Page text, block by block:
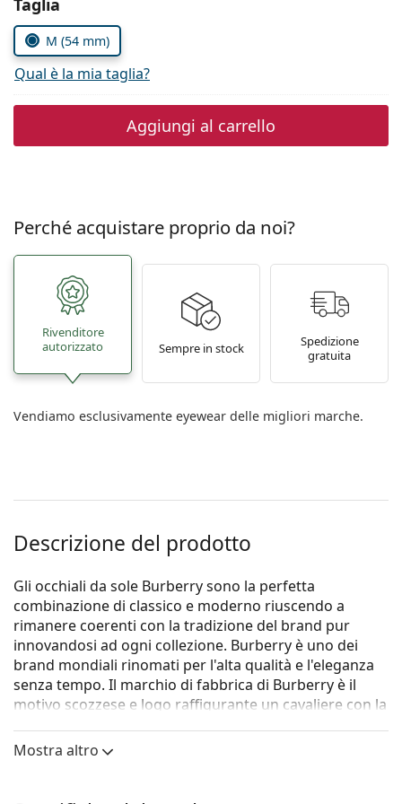
Persol
Prada
Tutte le marche
Seleziona i parametri
M (54 mm)
Qual è la mia taglia?
Aggiungi al carrello
Perché acquistare proprio da noi?
Rivenditore
autorizzato
Sempre in stock
Spedizione
gratuita
Vendiamo esclusivamente eyewear delle migliori marche.
Descrizione del prodotto
Gli occhiali da sole Burberry sono la perfetta
combinazione di classico e moderno riuscendo a
rimanere coerenti con la tradizione del brand pur
innovandosi ad ogni collezione. Burberry è uno dei
brand mondiali rinomati per l'alta qualità e l'eleganza
senza tempo. Il marchio di fabbrica di Burberry è il
motivo scozzese e logo raffigurante un cavaliere con la
Burberry è unica grazie al design, lo stile e il numero di
Mostra altro